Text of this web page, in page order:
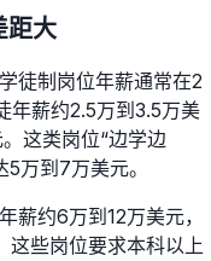
距大
徒制岗位年薪通常在2
年薪约2.5万到3.5万美
这类岗位“边学边
万到7万美元。
薪约6万到12万美元，
这些岗位要求本科以上